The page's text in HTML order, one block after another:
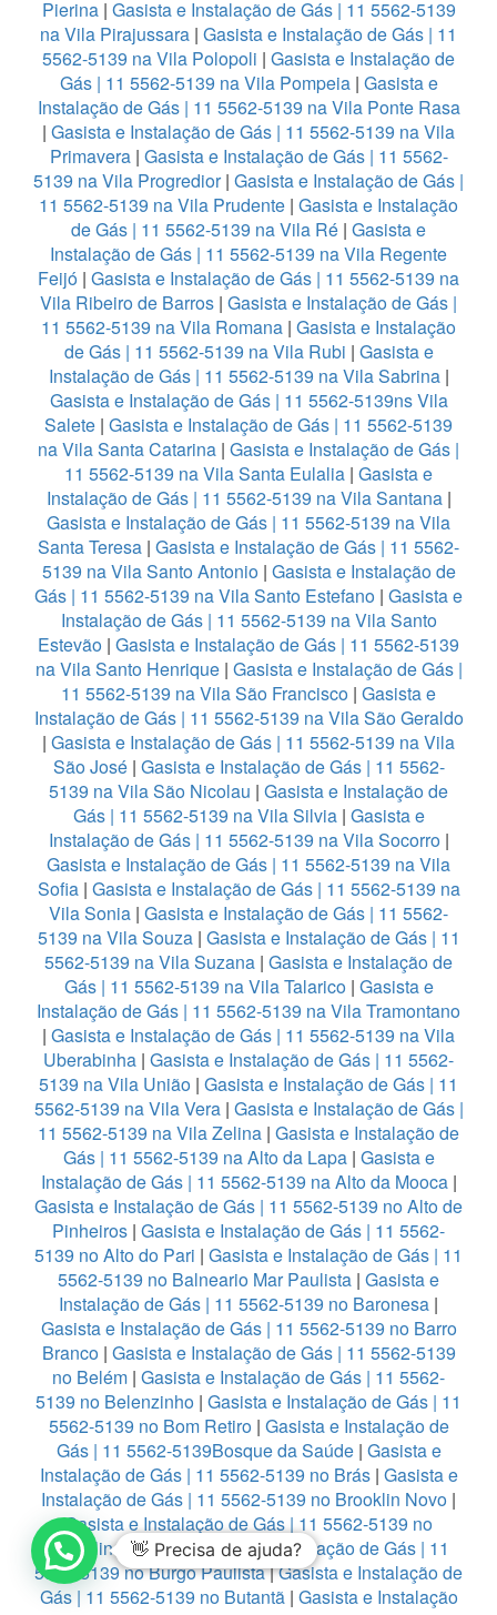
Pierina| Gasista e Instalação de Gás | 11 5562-5139
na Vila Pirajussara | Gasista e Instalação de Gás | 11
5562-5139 na Vila Polopoli | Gasista e Instalação de
Gás | 11 5562-5139 na Vila Pompeia| Gasista e
Instalação de Gás | 11 5562-5139 na Vila Ponte Rasa
| Gasista e Instalação de Gás | 11 5562-5139 na Vila
Primavera| Gasista e Instalação de Gás | 11 5562-
5139 na Vila Progredior| Gasista e Instalação de Gás |
11 5562-5139 na Vila Prudente | Gasista e Instalação
de Gás | 11 5562-5139 na Vila Ré | Gasista e
Instalação de Gás | 11 5562-5139 na Vila Regente
Feijó | Gasista e Instalação de Gás | 11 5562-5139 na
Vila Ribeiro de Barros | Gasista e Instalação de Gás |
11 5562-5139 na Vila Romana | Gasista e Instalação
de Gás | 11 5562-5139 na Vila Rubi | Gasista e
Instalação de Gás | 11 5562-5139 na Vila Sabrina|
Gasista e Instalação de Gás | 11 5562-5139ns Vila
Salete | Gasista e Instalação de Gás | 11 5562-5139
na Vila Santa Catarina | Gasista e Instalação de Gás |
11 5562-5139 na Vila Santa Eulalia | Gasista e
Instalação de Gás | 11 5562-5139 na Vila Santana|
Gasista e Instalação de Gás | 11 5562-5139 na Vila
Santa Teresa | Gasista e Instalação de Gás | 11 5562-
5139 na Vila Santo Antonio| Gasista e Instalação de
Gás | 11 5562-5139 na Vila Santo Estefano | Gasista e
Instalação de Gás | 11 5562-5139 na Vila Santo
Estevão | Gasista e Instalação de Gás | 11 5562-5139
na Vila Santo Henrique| Gasista e Instalação de Gás |
11 5562-5139 na Vila São Francisco | Gasista e
Instalação de Gás | 11 5562-5139 na Vila São Geraldo
| Gasista e Instalação de Gás | 11 5562-5139 na Vila
São José| Gasista e Instalação de Gás | 11 5562-
5139 na Vila São Nicolau | Gasista e Instalação de
Gás | 11 5562-5139 na Vila Silvia| Gasista e
Instalação de Gás | 11 5562-5139 na Vila Socorro|
Gasista e Instalação de Gás | 11 5562-5139 na Vila
Sofia| Gasista e Instalação de Gás | 11 5562-5139 na
Vila Sonia | Gasista e Instalação de Gás | 11 5562-
5139 na Vila Souza| Gasista e Instalação de Gás | 11
5562-5139 na Vila Suzana | Gasista e Instalação de
Gás | 11 5562-5139 na Vila Talarico| Gasista e
Instalação de Gás | 11 5562-5139 na Vila Tramontano
| Gasista e Instalação de Gás | 11 5562-5139 na Vila
Uberabinha | Gasista e Instalação de Gás | 11 5562-
5139 na Vila União | Gasista e Instalação de Gás | 11
5562-5139 na Vila Vera| Gasista e Instalação de Gás |
11 5562-5139 na Vila Zelina | Gasista e Instalação de
Gás | 11 5562-5139 na Alto da Lapa| Gasista e
Instalação de Gás | 11 5562-5139 na Alto da Mooca|
Gasista e Instalação de Gás | 11 5562-5139 no Alto de
Pinheiros | Gasista e Instalação de Gás | 11 5562-
5139 no Alto do Pari | Gasista e Instalação de Gás | 11
5562-5139 no Balneario Mar Paulista | Gasista e
Instalação de Gás | 11 5562-5139 no Baronesa |
Gasista e Instalação de Gás | 11 5562-5139 no Barro
Branco| Gasista e Instalação de Gás | 11 5562-5139
no Belém | Gasista e Instalação de Gás | 11 5562-
5139 no Belenzinho | Gasista e Instalação de Gás | 11
5562-5139 no Bom Retiro| Gasista e Instalação de
Gás | 11 5562-5139Bosque da Saúde| Gasista e
Instalação de Gás | 11 5562-5139 no Brás| Gasista e
Instalação de Gás | 11 5562-5139 no Brooklin Novo |
Gasista e Instalação de Gás | 11 5562-5139 no
Brooklin Paulista|Gasista e Instalação de Gás | 11
5562-5139 no Burgo Paulista|Gasista e Instalação de
Gás | 11 5562-5139 no Butantã| Gasista e Instalação
👋 Precisa de ajuda?